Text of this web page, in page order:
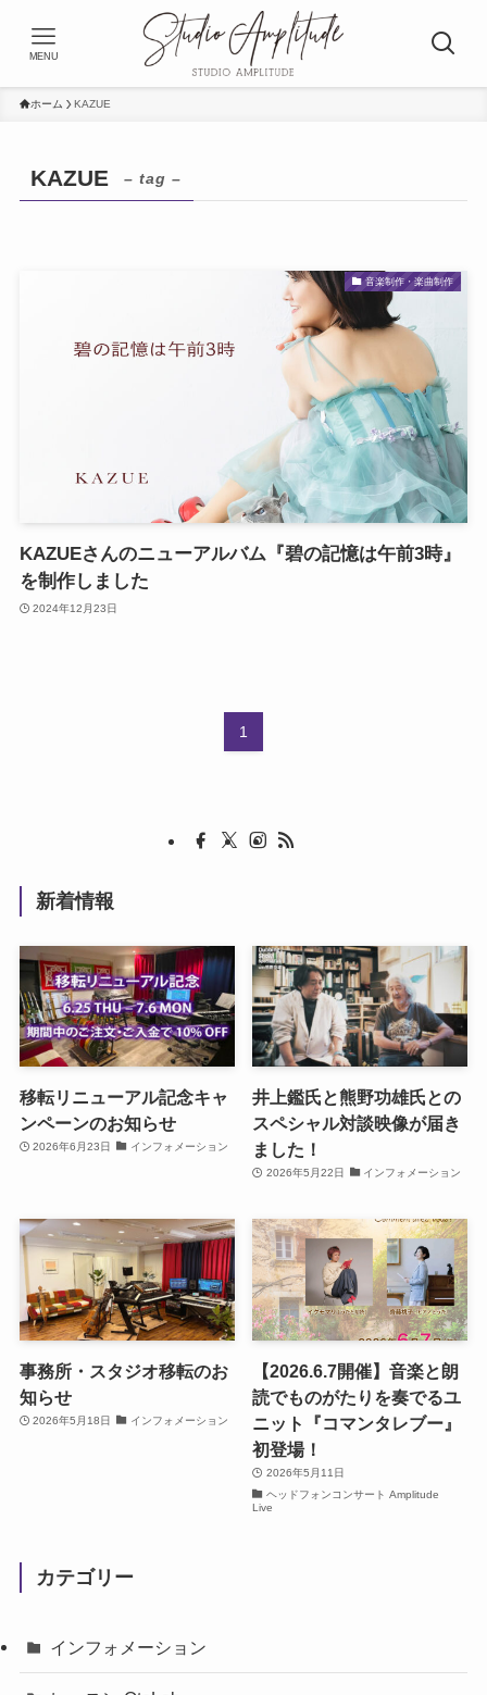
MENU
ホーム KAZUE
KAZUE – tag –
音楽制作・楽曲制作
KAZUEさんのニューアルバム『碧の記憶は午前3時』
を制作しました
2024年12月23日
1
新着情報
移転リニューアル記念キャ
ンペーンのお知らせ
2026年6月23日 インフォメーション
井上鑑氏と熊野功雄氏との
スペシャル対談映像が届き
ました！
2026年5月22日 インフォメーション
事務所・スタジオ移転のお
知らせ
2026年5月18日 インフォメーション
【2026.6.7開催】音楽と朗
読でものがたりを奏でるユ
ニット『コマンタレブー』
初登場！
2026年5月11日
ヘッドフォンコンサート Amplitude
Live
カテゴリー
インフォメーション